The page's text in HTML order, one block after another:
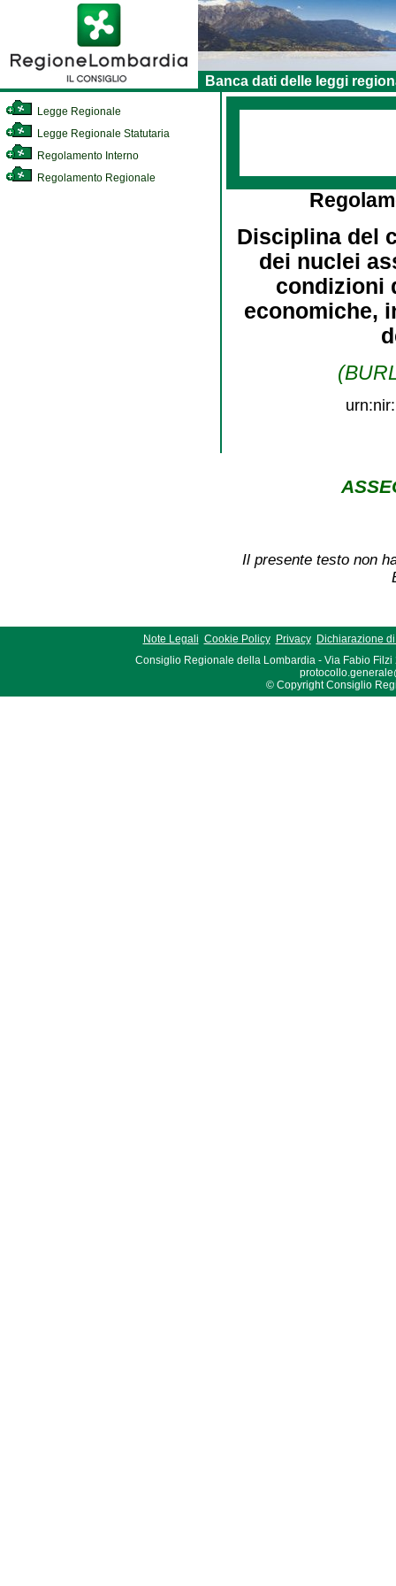
Banca dati delle leggi
Legge Regionale
Legge Regionale Statutaria
Regolamento Interno
Regolamento Regionale
Disciplina del
dei nuclei
condizioni
economiche,
Il presente testo non
Note Legali Cookie Policy Privacy
Dichiarazione
Consiglio Regionale della Lombardia - Via Fabio Filzi
© Copyright Consiglio